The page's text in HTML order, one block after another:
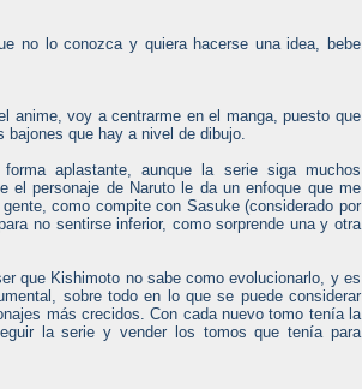
no lo conozca y quiera hacerse una idea, bebe
anime, voy a centrarme en el manga, puesto que
bajones que hay a nivel de dibujo.
aplastante, aunque la serie siga muchos
personaje de Naruto le da un enfoque que me
como compite con Sasuke (considerado por
no sentirse inferior, como sorprende una y otra
que Kishimoto no sabe como evolucionarlo, y es
sobre todo en lo que se puede considerar
más crecidos. Con cada nuevo tomo tenía la
la serie y vender los tomos que tenía para